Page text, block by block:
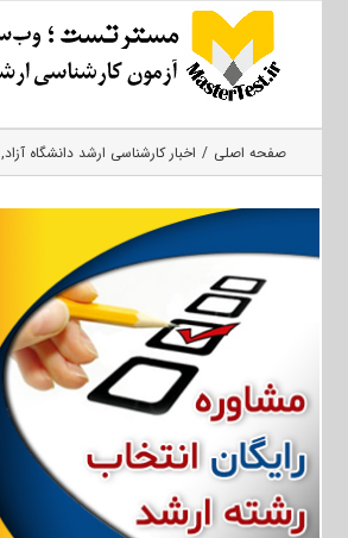
صفحه اصلی اخبار کارشناسی ارشد دانشگاه آزاد